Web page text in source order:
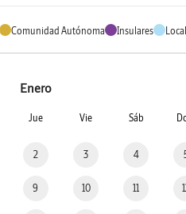
Comunidad Autónoma Insulares
Enero
Jue Vie Sáb
2 3 4
9 10 11